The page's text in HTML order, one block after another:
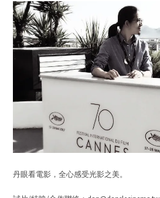
丹眼看電影，全心感受光影之美。